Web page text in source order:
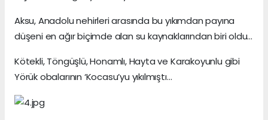
Aksu, Anadolu nehirleri arasında bu yıkımdan payına
düşeni en ağır biçimde alan su kaynaklarından biri oldu…
Kötekli, Töngüşlü, Honamlı, Hayta ve Karakoyunlu gibi
Yörük obalarının ‘Kocasu’yu yıkılmıştı…